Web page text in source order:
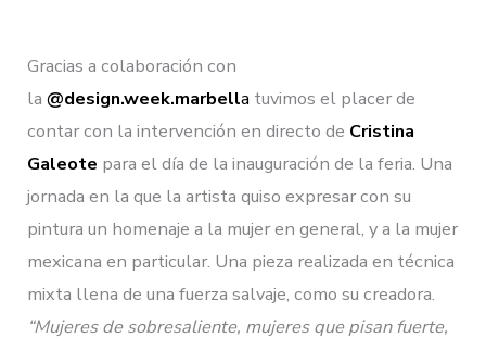
Gracias a colaboración con
la@design.week.marbella tuvimos el placer de
contar con la intervención en directo de Cristina
Galeote para el día de la inauguración de la feria. Una
jornada en la que la artista quiso expresar con su
pintura un homenaje a la mujer en general, y a la mujer
mexicana en particular. Una pieza realizada en técnica
mixta llena de una fuerza salvaje, como su creadora.
“Mujeres de sobresaliente, mujeres que pisan fuerte,